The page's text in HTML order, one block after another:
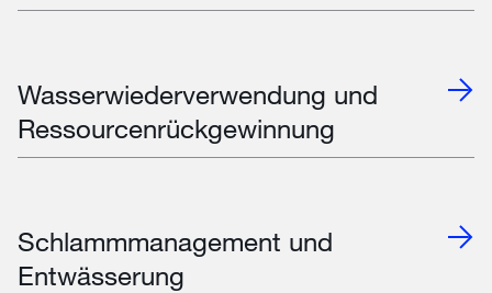
Wasserwiederverwendung und
Ressourcenrückgewinnung
Schlammmanagement und
Entwässerung